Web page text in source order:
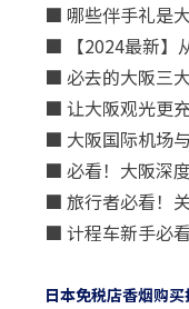
■ 哪些伴手礼是
■ 【2024最新】
■ 必去的大阪三
■ 让大阪观光更
■ 大阪国际机场
■ 必看！大阪深
■ 旅行者必看！
■ 计程车新手必
日本免税店香烟购